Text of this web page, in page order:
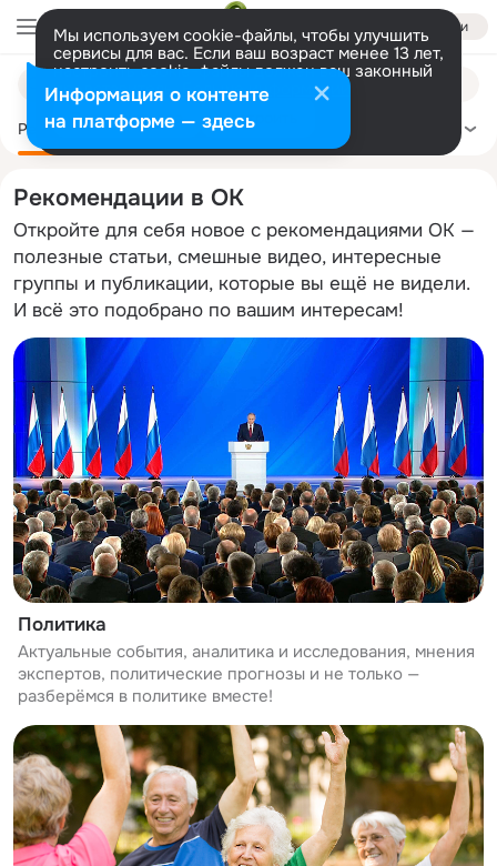
Войти
Мы используем cookie-файлы, чтобы улучшить
сервисы для вас. Если ваш возраст менее 13 лет,
настроить cookie-файлы должен ваш законный
представитель. Больше информации
Разрешить все Настроить
темам
Рекомендации Политика Здоровье Сделай сам
Рекомендации в ОК
Откройте для себя новое с рекомендациями ОК —
полезные статьи, смешные видео, интересные
группы и публикации, которые вы ещё не видели.
И всё это подобрано по вашим интересам!
Политика
Актуальные события, аналитика и исследования, мнения
экспертов, политические прогнозы и не только —
разберёмся в политике вместе!
Информация о контенте
на платформе — здесь